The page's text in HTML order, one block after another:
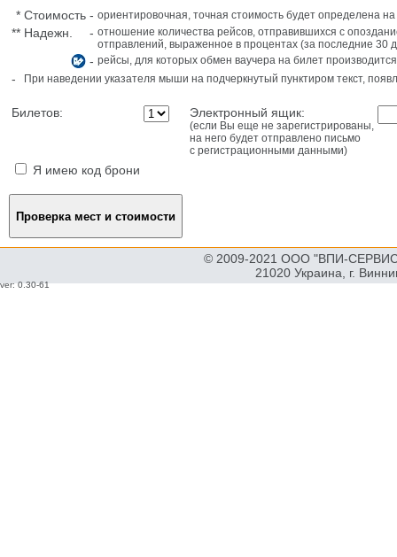
* Стоимость - ориентировочная, точная стоимость будет определена
** Надежн. - отношение количества рейсов, отправившихся с
отправлений, выраженное в процентах (за последние 30
- рейсы, для которых обмен ваучера на билет
- При наведении указателя мыши на подчеркнутый пунктиром текст,
Билетов: Электронный ящик:
(если Вы еще не зарегистрированы,
на него будет отправлено письмо
с регистрационными данными)
Я имею код брони
© 2009-2021 ООО "ВПИ-
21020 Украина, г.
ver: 0.30-61